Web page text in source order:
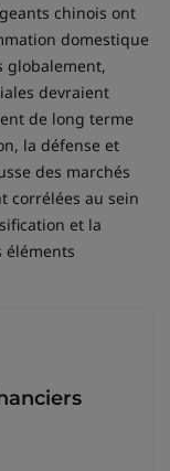
chinois ont
domestique
globalement,
devraient
de long terme
la défense et
des marchés
corrélées au sein
et la
éléments